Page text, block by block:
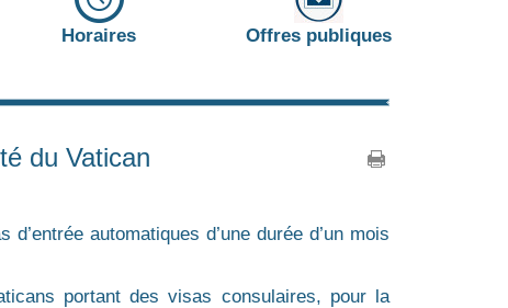
Horaires Offres publiques
du Vatican
automatiques d’une durée d’un mois
portant des visas consulaires, pour la